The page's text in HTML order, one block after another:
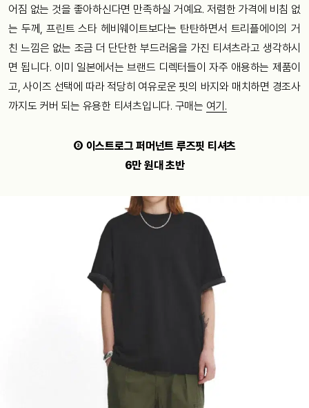
어짐 없는 것을 좋아하신다면 만족하실 거예요. 저렴한 가격에 비침 없
는 두께, 프린트 스타 헤비웨이트보다는 탄탄하면서 트리플에이의 거
친 느낌은 없는 조금 더 단단한 부드러움을 가진 티셔츠라고 생각하시
면 됩니다. 이미 일본에서는 브랜드 디렉터들이 자주 애용하는 제품이
고, 사이즈 선택에 따라 적당히 여유로운 핏의 바지와 매치하면 경조사
까지도 커버 되는 유용한 티셔츠입니다. 구매는 여기.
③ 이스트로그 퍼머넌트 루즈핏 티셔츠
6만 원대 초반